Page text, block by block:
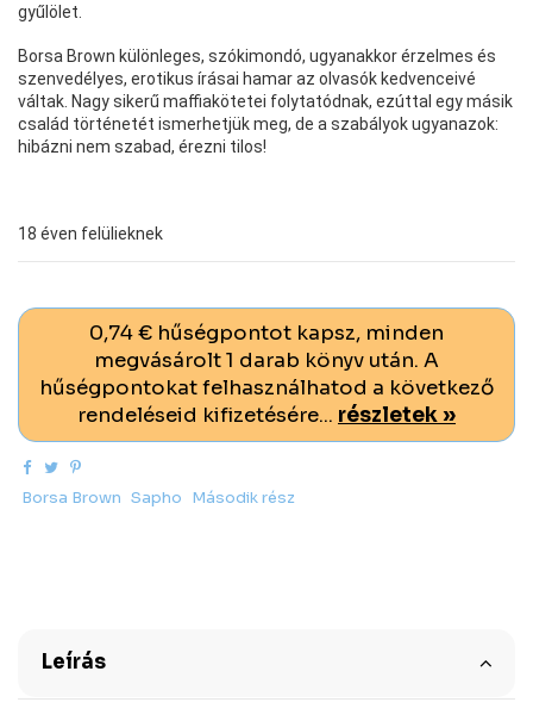
gyűlölet.
Borsa Brown különleges, szókimondó, ugyanakkor érzelmes és
szenvedélyes, erotikus írásai hamar az olvasók kedvenceivé
váltak. Nagy sikerű maffiakötetei folytatódnak, ezúttal egy másik
család történetét ismerhetjük meg, de a szabályok ugyanazok:
hibázni nem szabad, érezni tilos!
18 éven felülieknek
0,74 € hűségpontot kapsz, minden
megvásárolt 1 darab könyv után. A
hűségpontokat felhasználhatod a következő
rendeléseid kifizetésére... részletek »
Borsa Brown Sapho Második rész
Leírás